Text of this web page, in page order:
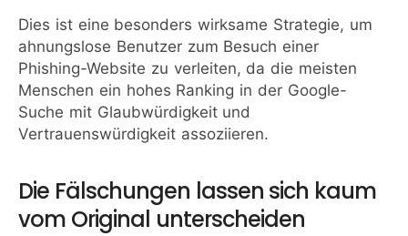
Dies ist eine besonders wirksame Strategie, um
ahnungslose Benutzer zum Besuch einer
Phishing-Website zu verleiten, da die meisten
Menschen ein hohes Ranking in der Google-
Suche mit Glaubwürdigkeit und
Vertrauenswürdigkeit assoziieren.
Die Fälschungen lassen sich kaum
vom Original unterscheiden